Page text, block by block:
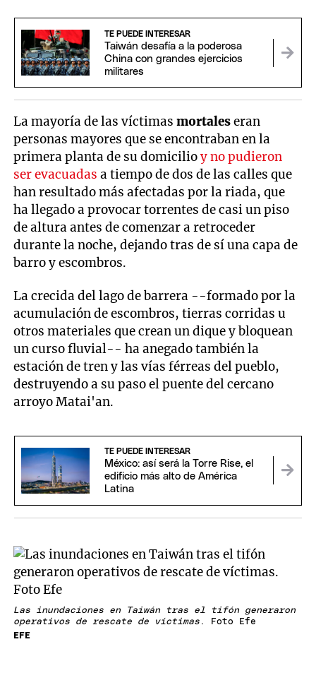
TE PUEDE INTERESAR
Taiwán desafía a la poderosa
China con grandes ejercicios
militares
La mayoría de las víctimasmortaleseran
personas mayores que se encontraban en la
primera planta de su domicilioy no pudieron
ser evacuadas a tiempo de dos de las calles que
han resultado más afectadas por la riada, que
ha llegado a provocar torrentes de casi un piso
de altura antes de comenzar a retroceder
durante la noche, dejando tras de sí una capa de
barro y escombros.
La crecida del lago de barrera --formado por la
acumulación de escombros, tierras corridas u
otros materiales que crean un dique y bloquean
un curso fluvial-- ha anegado también la
estación de tren y las vías férreas del pueblo,
destruyendo a su paso el puente del cercano
arroyo Matai'an.
TE PUEDE INTERESAR
México: así será la Torre Rise, el
edificio más alto de América
Latina
Las inundaciones en Taiwán tras el tifón generaron
operativos de rescate de víctimas . Foto Efe
EFE